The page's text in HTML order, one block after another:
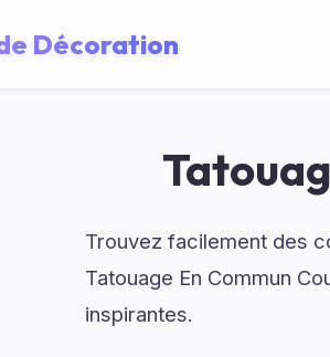
Décoration
Trouvez facilement des
Tatouage En Commun
inspirantes.